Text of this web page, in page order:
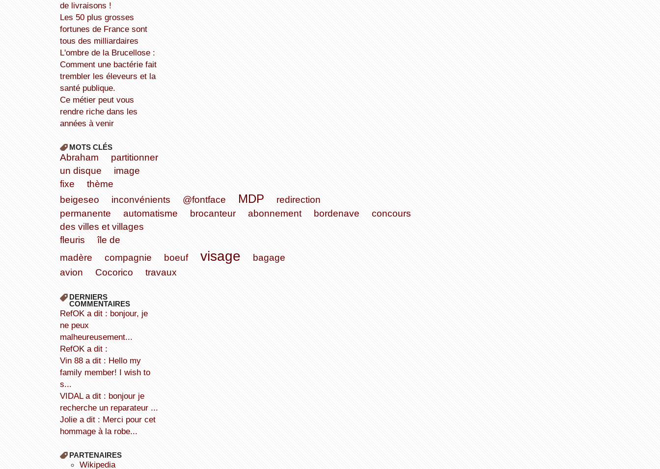
de livraisons !
Les 50 plus grosses
fortunes de France sont
tous des milliardaires
L'ombre de la Brucellose :
Comment une bactérie fait
trembler les éleveurs et la
santé publique.
Ce métier peut vous
rendre riche dans les
années à venir
MOTS CLÉS
Abraham
partitionner
un disque
image
fixe
thème
beigeseo
inconvénients @fontface MDP
redirection
permanente
automatisme brocanteur abonnement bordenave
concours
des villes et villages
fleuris
île de
madère
compagnie boeuf visage
bagage
avion
Cocorico travaux
DERNIERS
COMMENTAIRES
refOK a dit : bonjour, je
ne peux
malheureusement...
refOK a dit :
Vin 88 a dit : Hello my
family member! I wish to
s...
VIDAL a dit : bonjour je
recherche un reparateur ...
Jolie a dit : Merci pour cet
hommage à la robe...
PARTENAIRES
wikipedia